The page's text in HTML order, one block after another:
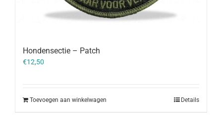
Hondensectie – Patch
€12,50
Toevoegen aan winkelwagen Details